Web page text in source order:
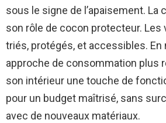
sous le signe de l’apaisement. La
son rôle de cocon protecteur.
triés, protégés, et accessibles.
approche de consommation plus
son intérieur une touche de
pour un budget maîtrisé, sans
avec de nouveaux matériaux.